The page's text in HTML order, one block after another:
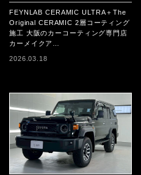
CERAMIC ULTRA＋The
Original CERAMIC 2層コーテ
ィング施工
FEYNLAB CERAMIC ULTRA＋The
Original CERAMIC 2層コーティング
施工 大阪のカーコーティング専門店
カーメイクア…
2026.03.18